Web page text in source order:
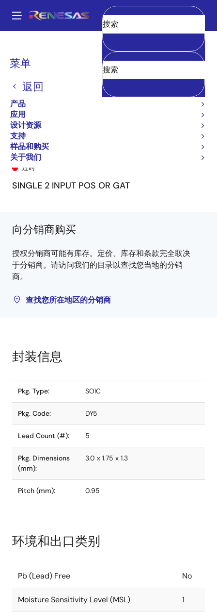
到
Main
navigation
菜单
返回
产品
应用
设计资源
支持
样品和购买
关于我们
清空
面
屑
74LVC1G02A
74LVC1G02ADY
过时
SINGLE 2 INPUT POS OR GAT
向分销商购买
授权分销商可能有库存。定价、库存和条款完全取决
于分销商。请访问我们的目录以查找您当地的分销
商。
查找您所在地区的分销商
封装信息
Pkg. Type: SOIC
Pkg. Code: DY5
Lead Count (#): 5
Pkg. Dimensions
(mm):
3.0 x 1.75 x 1.3
Pitch (mm): 0.95
环境和出口类别
Pb (Lead) Free No
Moisture Sensitivity Level (MSL) 1